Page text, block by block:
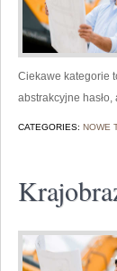
Ciekawe kategorie
abstrakcyjne
CATEGORIES: NOWE